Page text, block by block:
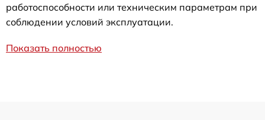
работоспособности или техническим параметрам при
соблюдении условий эксплуатации.
Показать полностью